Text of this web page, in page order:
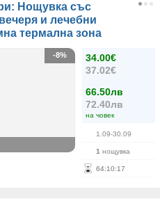
Нощувка със
и лечебни
термална зона
34.00€
37.02€
66.50лв
72.40лв
на човек
1.09-30.09
1 нощувка
64:10:17
-8%